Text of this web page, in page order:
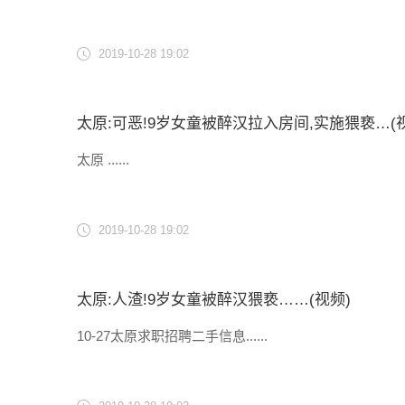
2019-10-28 19:02
太原:可恶!9岁女童被醉汉拉入房间,实施猥亵…(
太原 ......
2019-10-28 19:02
太原:人渣!9岁女童被醉汉猥亵……(视频)
10-27太原求职招聘二手信息......